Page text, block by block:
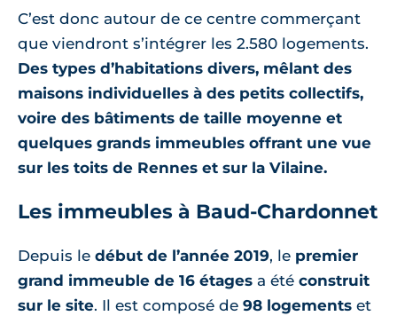
C’est donc autour de ce centre commerçant
que viendront s’intégrer les 2.580 logements.
Des types d’habitations divers, mêlant des
maisons individuelles à des petits collectifs,
voire des bâtiments de taille moyenne et
quelques grands immeubles offrant une vue
sur les toits de Rennes et sur la Vilaine.
Les immeubles à Baud-Chardonnet
Depuis le début de l’année 2019, le premier
grand immeuble de 16 étages a été construit
sur le site. Il est composé de 98 logements et